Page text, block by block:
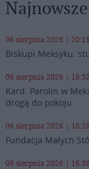
Najnowsze
06 sierpnia 2026 | 20:19
Biskupi Meksyku:
06 sierpnia 2026 | 18:32
Kard. Parolin w
drogą do pokoju
06 sierpnia 2026 | 18:28
Fundacja Małych
06 sierpnia 2026 | 16:38